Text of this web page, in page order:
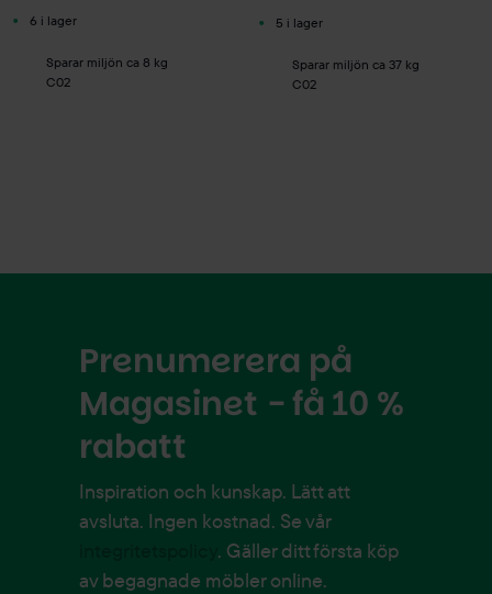
6 i lager
Sparar miljön ca 8 kg
C02
5 i lager
Sparar miljön ca 37 kg
C02
Prenumerera på
Magasinet - få 10 %
rabatt
Inspiration och kunskap. Lätt att
avsluta. Ingen kostnad. Se vår
. Gäller ditt första köp
av begagnade möbler online.